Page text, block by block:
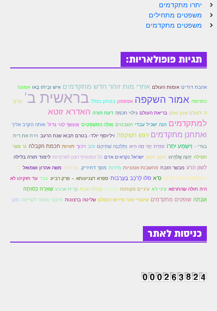
ספר הזוהר
גדולי ישראל על הזוהר
הקדשות על דיסקים
לאתר הבית
הרב אדם סיני
לבלוג הרב
לדף היומי בתע"ס
הזמן סט זוהר
מנוע חיפוש בכתבי בעל הסולם
יתרו מתקדמים
משפטים מתחילים
משפטים מתקדמים
תגיות פופולאריות:
אהבת דודים אומות העולם אחרי מות זוהר חדש מתקדמים אִישׁ וּבֵיתוֹ בָּאוּ אמונה
כתרופה אמור השקפה אפסמון בטחון בכּלל בראשית ב' ברוך
ה' לעולם אמן ואמן בריאת העולם גילוי חכמה דעת תורה האדרא זוטא
למתקדמים הנה ישכיל עבדי השבטים וְאֵלֶּה הַמִּשְׁפָּטִים וְאֶעֶשְׂךָ לְגוֹי גָּדוֹל ואתה הַקרֵב אליך
ואתחנן מתקדמים ויגש השקפה ויליוסף יולד- בטרם תבוא שנת הרעב וירח את ריח
בגדי - וַיִּשְׁמַע יִתְרוֹ וּמִדַּת יָמַי מַה הִיא וַתֵּלַכְנָה שְׁתֵּיהֶם זהב זיכוך חוויות חכמת הקבלה ט' סוגי
תפילה יְהוָה אֱלֹהֵינוּ יעקב ועשו ישראל נקראים אדם כל המוסיף רצון לפרטיות לימוד תורה בלילה
לשון הרע מבשר הזבח מחשבות אמוניות מידות מסך דחיריק. מציאות משה אהרון ושמואל נח
השקפה זוהר חדש ס"א סֹלּוּ לָרֹכֵב בָּעֲרָבוֹת ספרא דצניעותא – פרק רביע עבד עד חזקיהו לא
היה חולה שהתרפא עיני ז"א עיניים פקוחות פרנסה קבלת שבת קרית ארבע שְׁאֵרָהּ כְּסוּתָהּ
וְעֹנָתָהּ שופטים מתקדמים שיעורי זוהר פירוש הסולם שליטה ברצונות תיקוני הזוהר לקריאה תקו
כניסות לאתר